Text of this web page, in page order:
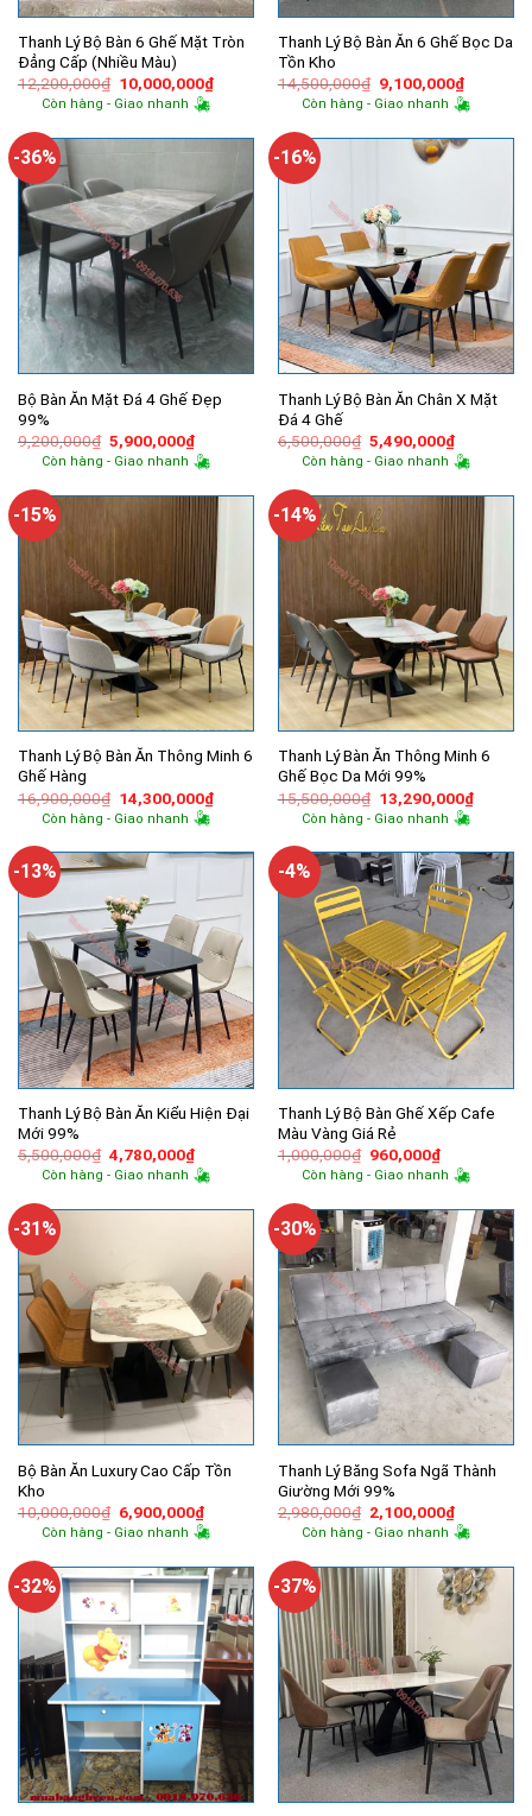
Thanh Lý Bộ Bàn 6 Ghế Mặt Tròn
Đẳng Cấp (Nhiều Màu)
12,200,000₫ Giá
gốc
là:
10,000,000₫Giá
hiện
10,000,000₫.
Còn hàng - Giao nhanh
Thanh Lý Bộ Bàn Ăn 6 Ghế Bọc Da
Tồn Kho
14,500,000₫ Giá
gốc
là:
9,100,000₫Giá
hiện
tại
Còn hàng - Giao nhanh
-36%
Bộ Bàn Ăn Mặt Đá 4 Ghế Đẹp
99%
9,200,000₫ Giá
gốc
là:
5,900,000₫Giá
hiện
tại
5,900,000₫.
Còn hàng - Giao nhanh
-16%
Thanh Lý Bộ Bàn Ăn Chân X Mặt
Đá 4 Ghế
6,500,000₫ Giá
gốc
là:
5,490,000₫Giá
hiện
tại
Còn hàng - Giao nhanh
-15%
Thanh Lý Bộ Bàn Ăn Thông Minh 6
Ghế Hàng
16,900,000₫ Giá
gốc
là:
14,300,000₫Giá
hiện
14,300,000₫.
Còn hàng - Giao nhanh
-14%
Thanh Lý Bàn Ăn Thông Minh 6
Ghế Bọc Da Mới 99%
15,500,000₫ Giá
gốc
là:
13,290,000₫Giá
hiện
Còn hàng - Giao nhanh
-13%
Thanh Lý Bộ Bàn Ăn Kiểu Hiện Đại
Mới 99%
5,500,000₫ Giá
gốc
là:
4,780,000₫Giá
hiện
tại
4,780,000₫.
Còn hàng - Giao nhanh
-4%
Thanh Lý Bộ Bàn Ghế Xếp Cafe
Màu Vàng Giá Rẻ
1,000,000₫ Giá
gốc
là:
960,000₫Giá
hiện
tại
960,000₫.
Còn hàng - Giao nhanh
-31%
Bộ Bàn Ăn Luxury Cao Cấp Tồn
Kho
10,000,000₫ Giá
gốc
là:
6,900,000₫Giá
hiện
tại
6,900,000₫.
Còn hàng - Giao nhanh
-30%
Thanh Lý Băng Sofa Ngã Thành
Giường Mới 99%
2,980,000₫ Giá
gốc
là:
2,100,000₫Giá
hiện
tại
Còn hàng - Giao nhanh
-32% -37%